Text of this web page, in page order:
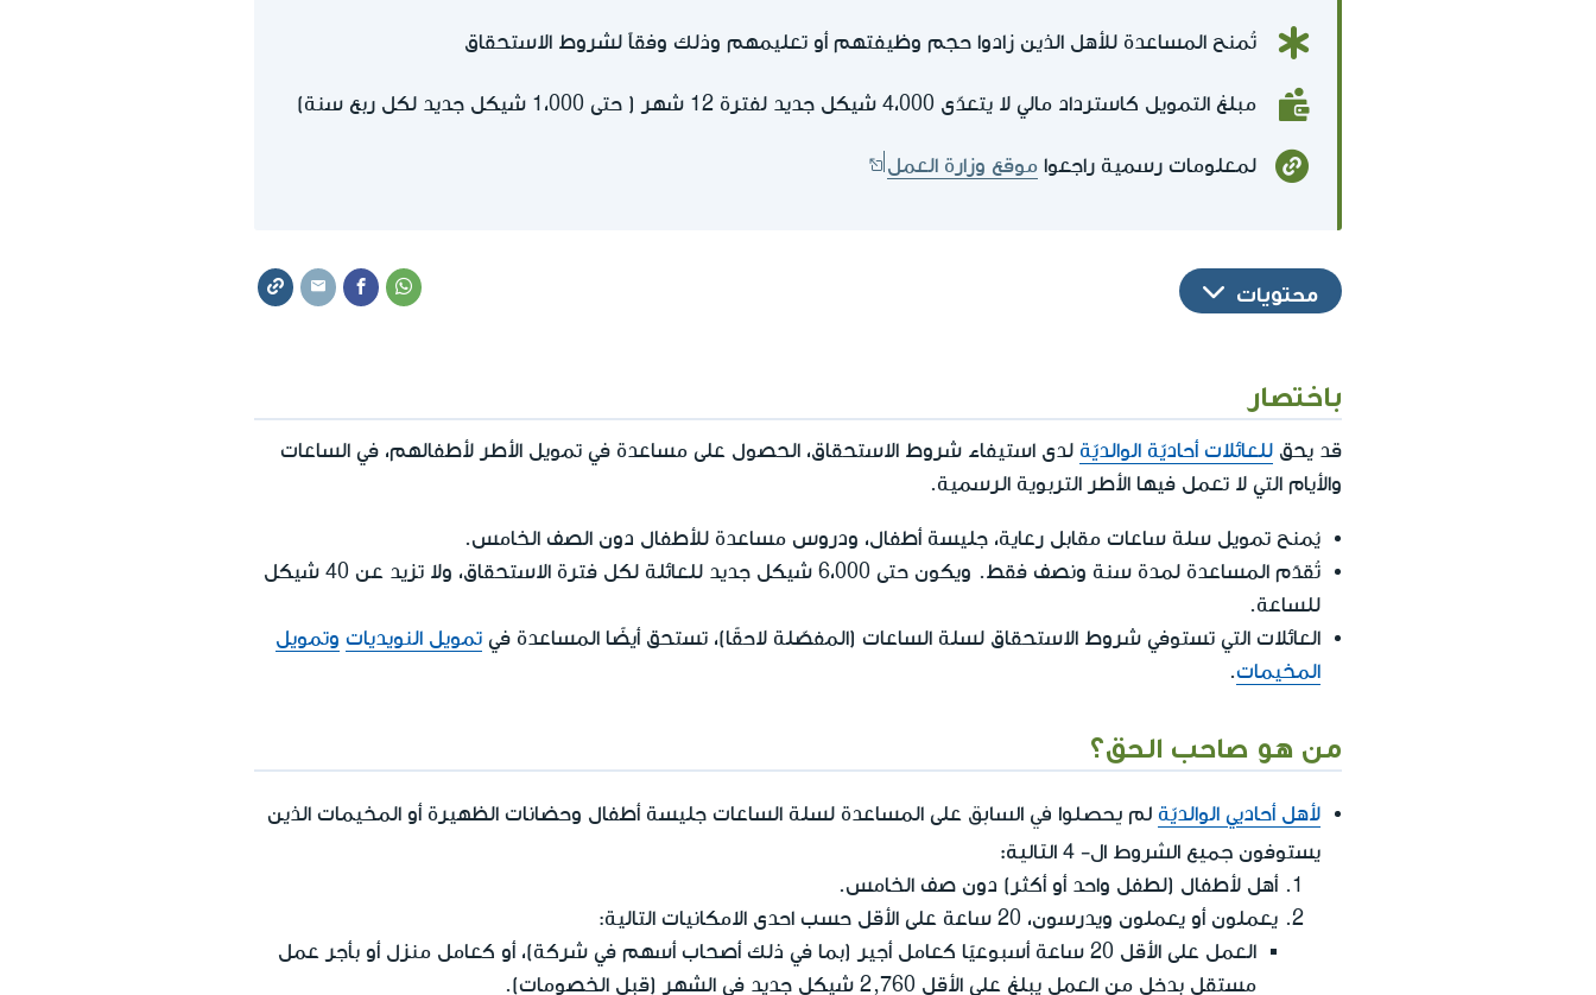
تُمنح المساعدة للأهل الذين زادوا حجم وظيفتهم أو تعليمهم وذلك وفقاً لشروط الاستحقاق
مبلغ التمويل كاسترداد مالي لا يتعدّى 4،000 شيكل جديد لفترة 12 شهر ( حتى 1،000 شيكل جديد لكل ربع سنة)
لمعلومات رسمية راجعوا موقع وزارة العمل
محتويات
باختصار
قد يحق للعائلات أحاديّة الوالديّة لدى استيفاء شروط الاستحقاق، الحصول على مساعدة في تمويل الأطر لأطفالهم، في الساعات
والأيام التي لا تعمل فيها الأطر التربوية الرسمية.
يُمنح تمويل سلة ساعات مقابل رعاية، جليسة أطفال، ودروس مساعدة للأطفال دون الصف الخامس.
تُقدًم المساعدة لمدة سنة ونصف فقط. ويكون حتى 6،000 شيكل جديد للعائلة لكل فترة الاستحقاق، ولا تزيد عن 40 شيكل
للساعة.
العائلات التي تستوفي شروط الاستحقاق لسلة الساعات (المفصّلة لاحقًا)، تستحق أيضًا المساعدة في تمويل النويديات وتمويل
المخيمات.
من هو صاحب الحق؟
لأهل أحاديي الوالديّة لم يحصلوا في السابق على المساعدة لسلة الساعات جليسة أطفال وحضانات الظهيرة أو المخيمات الذين
يستوفون جميع الشروط ال- 4 التالية:
أهل لأطفال (لطفل واحد أو أكثر) دون صف الخامس.
يعملون أو يعملون ويدرسون، 20 ساعة على الأقل حسب احدى الامكانيات التالية:
العمل على الأقل 20 ساعة أسبوعيًا كعامل أجير (بما في ذلك أصحاب أسهم في شركة)، أو كعامل منزل أو بأجر عمل
مستقل بدخل من العمل يبلغ على الأقل 2,760 شيكل جديد في الشهر (قبل الخصومات).